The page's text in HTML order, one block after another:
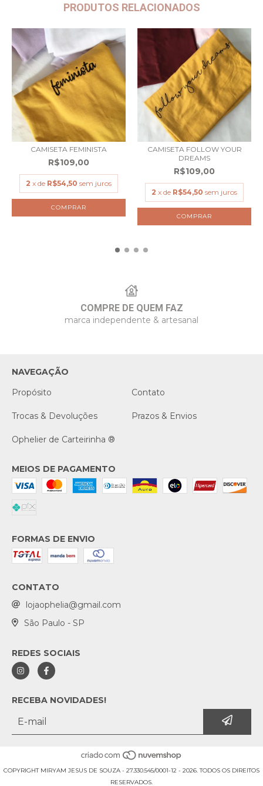
PRODUTOS RELACIONADOS
CAMISETA FEMINISTA
R$109,00
2 x de R$54,50 sem juros
COMPRAR
CAMISETA FOLLOW YOUR
DREAMS
R$109,00
2 x de R$54,50 sem juros
COMPRAR
COMPRE DE QUEM FAZ
marca independente & artesanal
NAVEGAÇÃO
Propósito
Contato
Trocas & Devoluções Prazos & Envios
Ophelier de Carteirinha ®
MEIOS DE PAGAMENTO
FORMAS DE ENVIO
CONTATO
lojaophelia@gmail.com
São Paulo - SP
REDES SOCIAIS
RECEBA NOVIDADES!
COPYRIGHT MIRYAM JESUS DE SOUZA - 27.330.545/0001-12 - 2026. TODOS OS DIREITOS
RESERVADOS.